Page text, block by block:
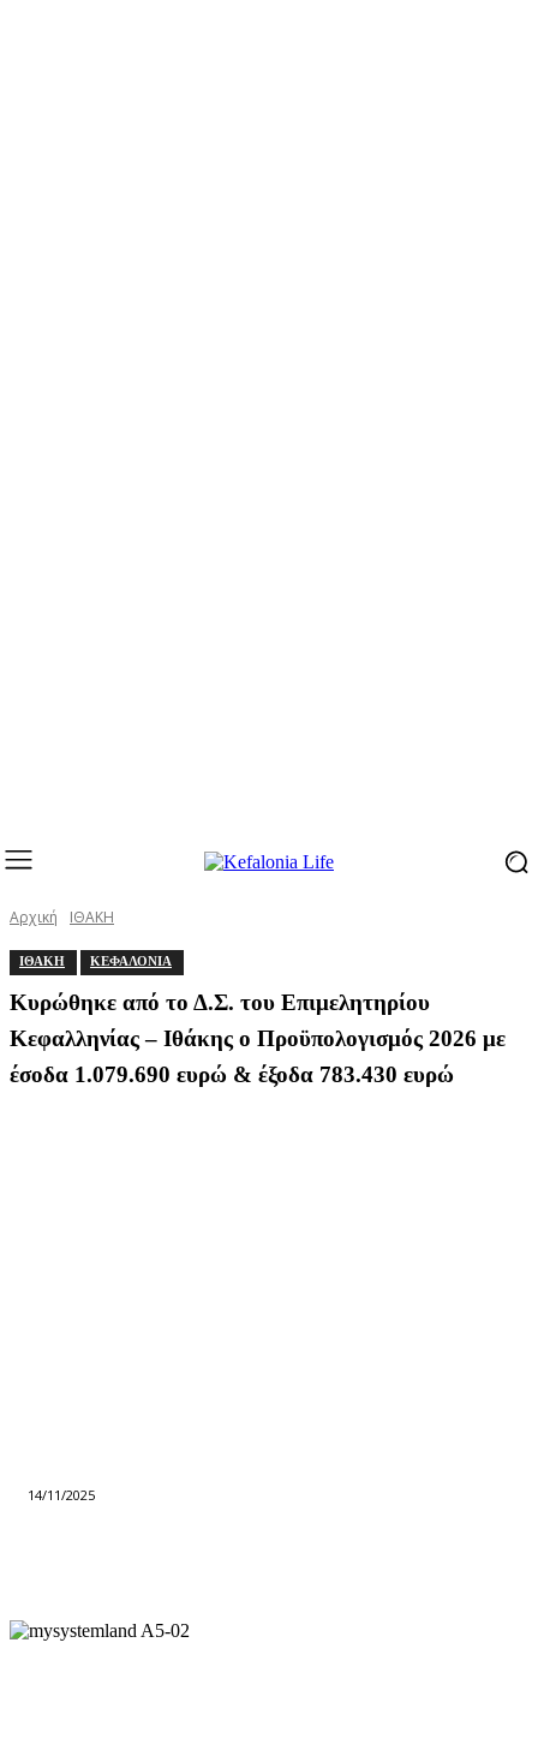
Αρχική ΙΘΑΚΗ
ΙΘΑΚΗ ΚΕΦΑΛΟΝΙΑ
Κυρώθηκε από το Δ.Σ. του Επιμελητηρίου
Κεφαλληνίας – Ιθάκης ο Προϋπολογισμός 2026 με
έσοδα 1.079.690 ευρώ & έξοδα 783.430 ευρώ
14/11/2025